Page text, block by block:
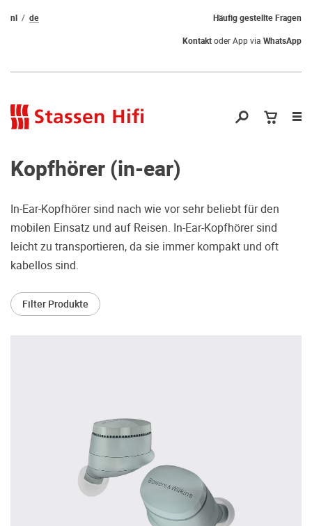
Qual der Wahl?
Warum kommen Sie nicht vorbei und
hören erstmal Probe? Dadurch stellen
Sie sicher, dass Sie die richtige Wahl
treffen.
Geschmack desjenigen, auf den sie gehört
haben. Deshalb bieten wir Ihnen die
Möglichkeit, Ihr(e) Wunschgerät(e) ganz
ohne Zeitdruck in unserem Palazzo
Hörschloss Probe zu hören. Nutzen Sie
diese Möglichkeit!
Vereinbaren Sie einen Hörtermin.
Häufig gestellte Fragen
nl
de
Kontaktoder App via WhatsApp
Kopfhörer (in-ear)
In-Ear-Kopfhörer sind nach wie vor sehr beliebt für den
mobilen Einsatz und auf Reisen. In-Ear-Kopfhörer sind
leicht zu transportieren, da sie immer kompakt und oft
kabellos sind.
Filter Produkte